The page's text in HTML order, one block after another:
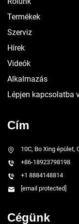
Termékek
Szerviz
Hírek
Videók
Alkalmazás
Lépjen kapcsolatba
Cím
10C, Bo Xing épület,
+86-18923798198
+1 8884148814
[email protected]
Cégünk